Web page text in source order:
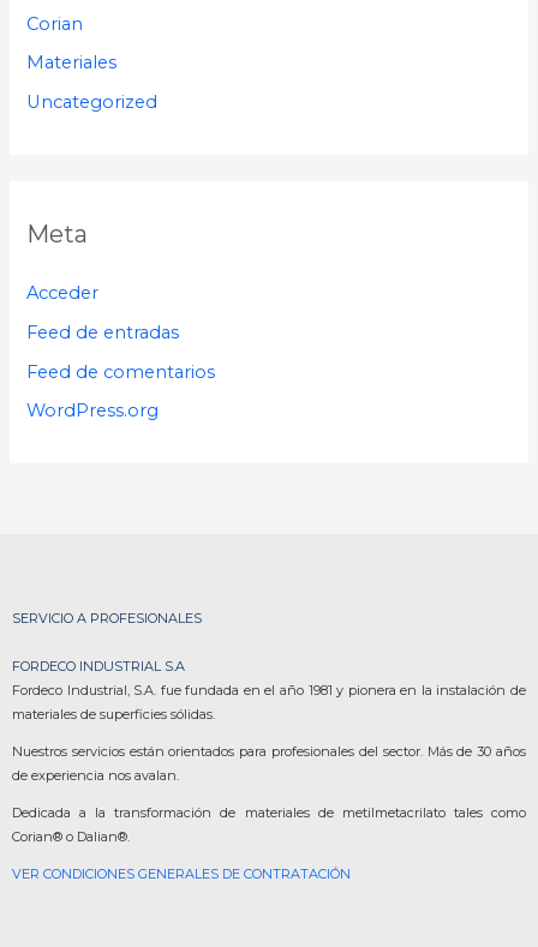
Corian
Materiales
Uncategorized
Meta
Acceder
Feed de entradas
Feed de comentarios
WordPress.org
SERVICIO A PROFESIONALES
FORDECO INDUSTRIAL S.A
Fordeco Industrial, S.A. fue fundada en el año 1981 y pionera en la instalación de
materiales de superficies sólidas.
Nuestros servicios están orientados para profesionales del sector. Más de 30 años
de experiencia nos avalan.
Dedicada a la transformación de materiales de metilmetacrilato tales como
Corian® o Dalian®.
VER CONDICIONES GENERALES DE CONTRATACIÓN